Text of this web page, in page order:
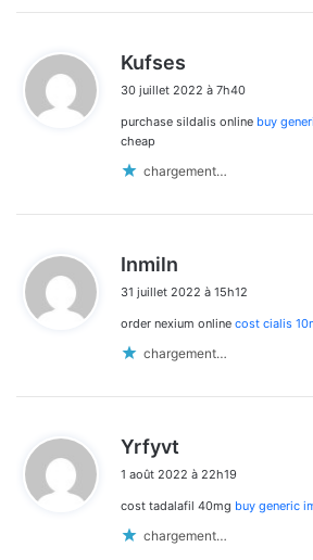
Kufses
t
30 juillet 2022 à 7h40
purchase sildalis online buy
cheap
chargement…
Inmiln
t
31 juillet 2022 à 15h12
order nexium online cost cialis
chargement…
Yrfyvt
t
1 août 2022 à 22h19
cost tadalafil 40mg buy generic
chargement…